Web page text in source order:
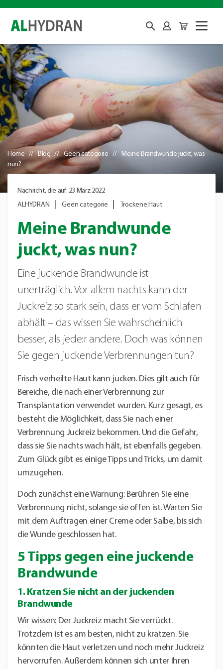
Home Blog Geen categorie
Meine Brandwunde juckt, was
nun?
Nachricht, die auf: 23 März 2022
ALHYDRAN
Geen categorie Trockene Haut
Meine Brandwunde
juckt, was nun?
Eine juckende Brandwunde ist
unerträglich. Vor allem nachts kann der
Juckreiz so stark sein, dass er vom Schlafen
abhält – das wissen Sie wahrscheinlich
besser, als jede:r andere. Doch was können
Sie gegen juckende Verbrennungen tun?
Frisch verheilte Haut kann jucken. Dies gilt auch für
Bereiche, die nach einer Verbrennung zur
Transplantation verwendet wurden. Kurz gesagt, es
besteht die Möglichkeit, dass Sie nach einer
Verbrennung Juckreiz bekommen. Und die Gefahr,
dass sie Sie nachts wach hält, ist ebenfalls gegeben.
Zum Glück gibt es einige Tipps und Tricks, um damit
umzugehen.
Doch zunächst eine Warnung: Berühren Sie eine
Verbrennung nicht, solange sie offen ist. Warten Sie
mit dem Auftragen einer Creme oder Salbe, bis sich
die Wunde geschlossen hat.
5 Tipps gegen eine juckende
Brandwunde
1. Kratzen Sie nicht an der juckenden
Brandwunde
Wir wissen: Der Juckreiz macht Sie verrückt.
Trotzdem ist es am besten, nicht zu kratzen. Sie
könnten die Haut verletzen und noch mehr Juckreiz
hervorrufen. Außerdem können sich unter Ihren